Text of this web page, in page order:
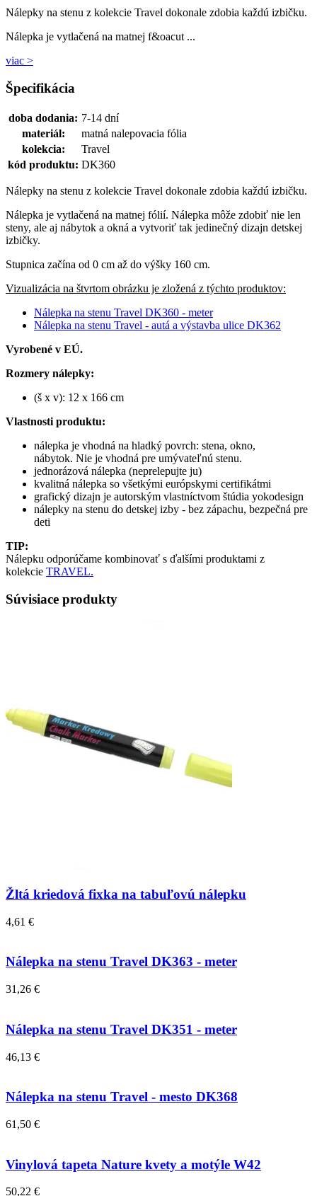
Nálepky na stenu z kolekcie Travel dokonale zdobia každú izbičku.
Nálepka je vytlačená na matnej f&oacut ...
viac >
Špecifikácia
doba dodania: 7-14 dní
materiál:
matná nalepovacia fólia
kolekcia:
Travel
kód produktu: DK360
Nálepky na stenu z kolekcie Travel dokonale zdobia každú izbičku.
Nálepka je vytlačená na matnej fólií. Nálepka môže zdobiť nie len
steny, ale aj nábytok a okná a vytvoriť tak jedinečný dizajn detskej
izbičky.
Stupnica začína od 0 cm až do výšky 160 cm.
Vizualizácia na štvrtom obrázku je zložená z týchto produktov:
Nálepka na stenu Travel DK360 - meter
Nálepka na stenu Travel - autá a výstavba ulice DK362
Vyrobené v EÚ.
Rozmery nálepky:
(š x v): 12 x 166 cm
Vlastnosti produktu:
nálepka je vhodná na hladký povrch: stena, okno,
nábytok. Nie je vhodná pre umývateľnú stenu.
jednorázová nálepka (neprelepujte ju)
kvalitná nálepka so všetkými európskymi certifikátmi
grafický dizajn je autorským vlastníctvom štúdia yokodesign
nálepky na stenu do detskej izby - bez zápachu, bezpečná pre
deti
TIP:
Nálepku odporúčame kombinovať s ďalšími produktami z
kolekcie TRAVEL.
Súvisiace produkty
Žltá kriedová fixka na tabuľovú nálepku
4,61 €
Nálepka na stenu Travel DK363 - meter
31,26 €
Nálepka na stenu Travel DK351 - meter
46,13 €
Nálepka na stenu Travel - mesto DK368
61,50 €
Vinylová tapeta Nature kvety a motýle W42
50,22 €